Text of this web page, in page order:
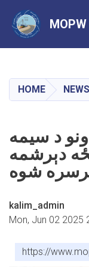
MOPW
HOME NEWS
د سیمه
دېرشمه
شوه
kalim_admin
Mon, Jun 02 2025
https://